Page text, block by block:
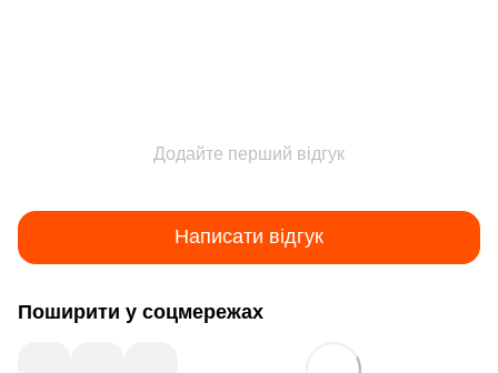
Додайте перший відгук
Написати відгук
Поширити у соцмережах